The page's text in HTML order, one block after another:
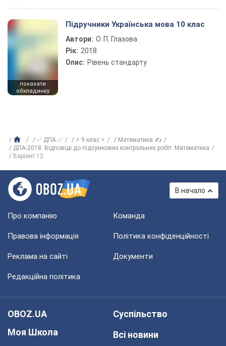
показати
обкладинку
Підручники Українська мова 10 клас
Автори: О. П. Глазова
Рік: 2018
Опис: Рівень стандарту
✅ ДПА ✅ ⚡ 9 клас ⚡
Математика ✍
ДПА-2018. Відповіді до підсумкових контрольних робіт. Математика
Варіант 12
В начало
Про компанію Команда
Правова інформація Політика конфіденційності
Реклама на сайті Документи
Редакційна політика
OBOZ.UA
Моя Школа
Суспільство
Всі новини